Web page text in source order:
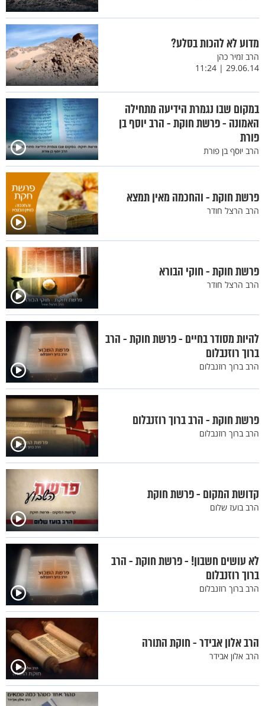
מדוע לא להכות בסלע?
הרב זמיר כהן
29.06.14 | 11:24
במקום שבו נגמרת הידיעה מתחילה
האמונה - פרשת חוקת - הרב יוסף בן
פורת
הרב יוסף בן פורת
פרשת חוקת - והחכמה מאין תמצא
הרב הרצל חודר
פרשת חוקת - חוקי הבורא
הרב הרצל חודר
להיות מסודר בחיים - פרשת חוקת - הרב
ברוך רוזנבלום
הרב ברוך רוזנבלום
פרשת חוקת - הרב ברוך רוזנבלום
הרב ברוך רוזנבלום
קדושת המקום - פרשת חוקת
הרב בועז שלום
לא עושים חשבון! - פרשת חוקת - הרב
ברוך רוזנבלום
הרב ברוך רוזנבלום
הרב אלון אבידר - חוקת התורה
הרב אלון אבידר